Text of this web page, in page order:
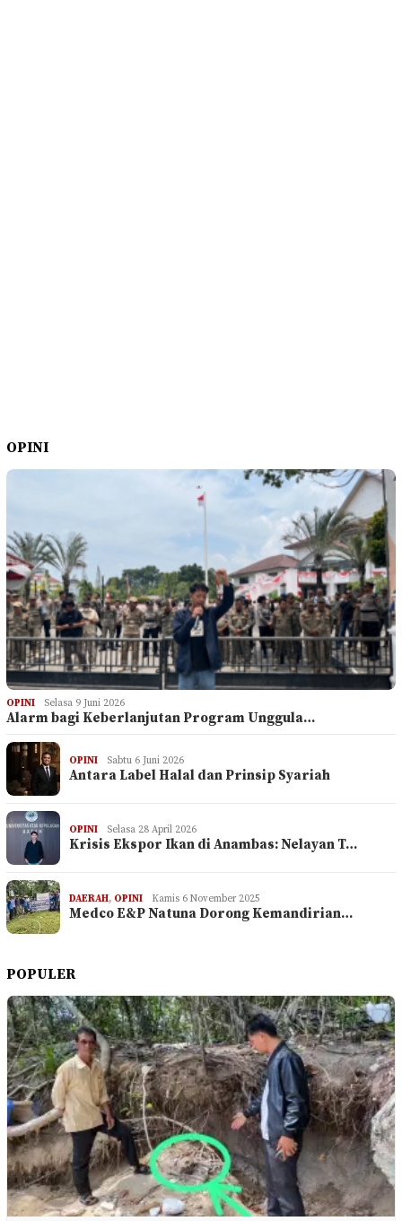
OPINI
OPINI Selasa 9 Juni 2026
Alarm bagi Keberlanjutan Program Unggula…
OPINI Sabtu 6 Juni 2026
Antara Label Halal dan Prinsip Syariah
OPINI Selasa 28 April 2026
Krisis Ekspor Ikan di Anambas: Nelayan T…
DAERAH, OPINI Kamis 6 November 2025
Medco E&P Natuna Dorong Kemandirian…
POPULER